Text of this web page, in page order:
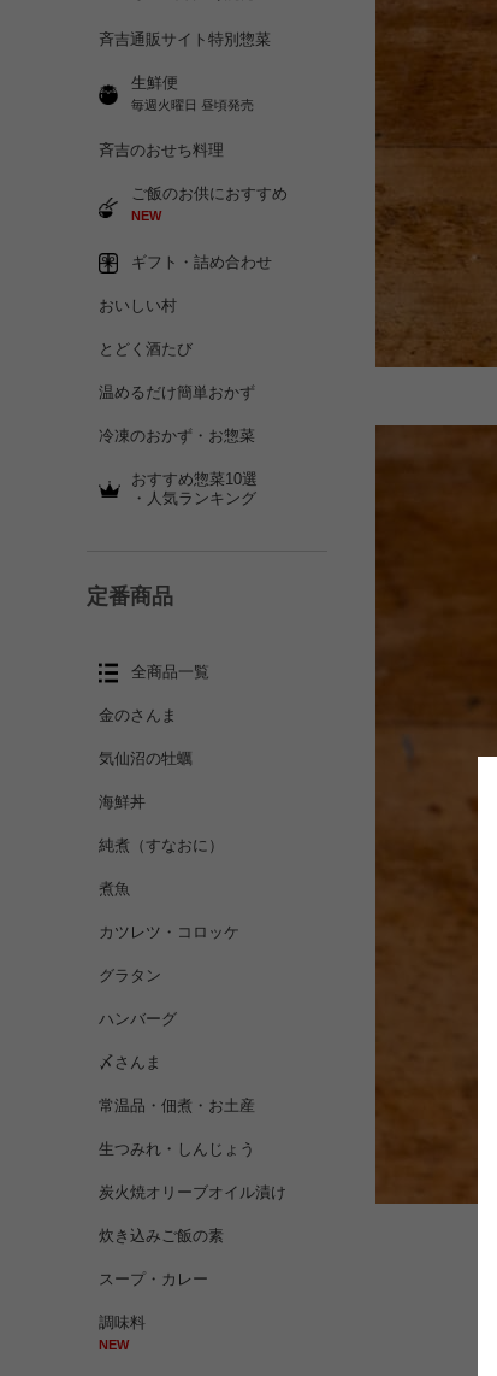
斉吉通販サイト特別惣菜
生鮮便
毎週火曜日 昼頃発売
斉吉のおせち料理
ご飯のお供におすすめ
NEW
ギフト・詰め合わせ
おいしい村
とどく酒たび
温めるだけ簡単おかず
冷凍のおかず・お惣菜
おすすめ惣菜10選
・人気ランキング
定番商品
全商品一覧
金のさんま
気仙沼の牡蠣
海鮮丼
純煮（すなおに）
煮魚
カツレツ・コロッケ
グラタン
ハンバーグ
〆さんま
常温品・佃煮・お土産
生つみれ・しんじょう
炭火焼オリーブオイル漬け
炊き込みご飯の素
スープ・カレー
調味料
NEW